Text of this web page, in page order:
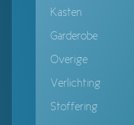
Kasten
Garderobe
Overige
Verlichting
Stoffering